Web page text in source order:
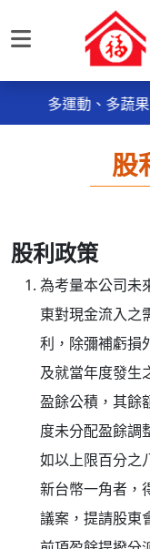
幸福
每日規律運動30分
多運動、多蔬
《品質政策》~ ●
● 品質保證：控制
《品質政策》~ ● 服
股
股利政策
為考量本公司未
東對現金流入之
利，除彌補虧損
及就當年度發生
盈餘公積，其餘
度未分配盈餘調
如以上限百分之
新台幣一角者，
議案，提請股東